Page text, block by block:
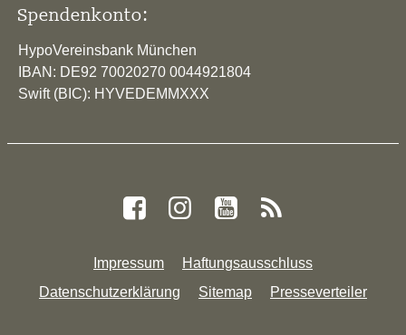
Spendenkonto:
HypoVereinsbank München
IBAN: DE92 70020270 0044921804
Swift (BIC): HYVEDEMMXXX
Impressum
Haftungsausschluss
Datenschutzerklärung
Sitemap Presseverteiler